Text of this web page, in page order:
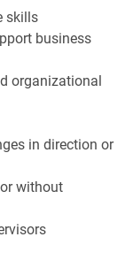
skills
business
organizational
in direction or
without